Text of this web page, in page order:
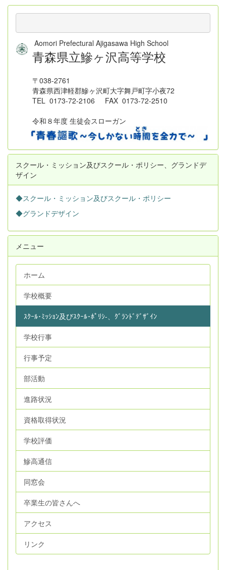
Aomori Prefectural Ajigasawa High School
青森県立鰺ヶ沢高等学校
〒038-2761
青森県西津軽郡鰺ヶ沢町大字舞戸町字小夜72
TEL 0173-72-2106 FAX 0173-72-2510
令和８年度 生徒会スローガン
スクール・ミッション及びスクール・ポリシー、グランドデ
ザイン
◆スクール・ミッション及びスクール・ポリシー
◆グランドデザイン
メニュー
ホーム
学校概要
ｽｸｰﾙ･ﾐｯｼｮﾝ及びｽｸｰﾙ･ﾎﾟﾘｼ‐、ｸﾞﾗﾝﾄﾞﾃﾞｻﾞｲﾝ
学校行事
行事予定
部活動
進路状況
資格取得状況
学校評価
鰺高通信
同窓会
卒業生の皆さんへ
アクセス
リンク